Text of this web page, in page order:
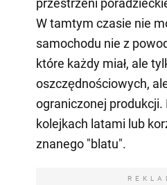
przestrzeni
W tamtym czasie nie
samochodu nie z
które każdy miał, ale
oszczędnościowych,
ograniczonej produkcji.
kolejkach latami lub
znanego "blatu".